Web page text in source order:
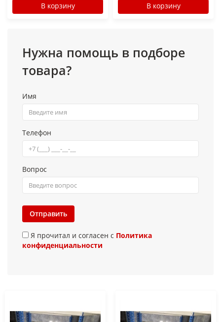
В корзину В корзину
Нужна помощь в подборе
товара?
Имя
Телефон
Вопрос
Отправить
Я прочитал и согласен с Политика
конфиденциальности